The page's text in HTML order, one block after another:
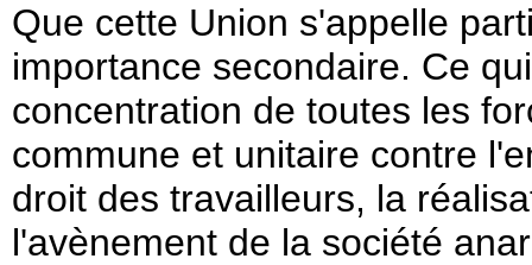
Que cette Union s'appelle
importance secondaire. Ce
concentration de toutes les
commune et unitaire contre
droit des travailleurs, la
l'avènement de la société